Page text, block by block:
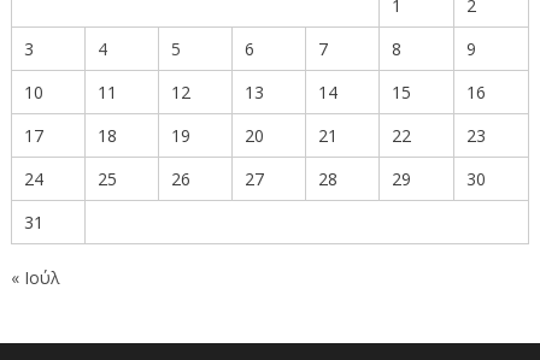
1
2
3
4 5 6 7 8
9
10
11 12 13 14 15
16
17
18 19 20 21 22
23
24
25 26 27 28 29
30
31
« Ιούλ